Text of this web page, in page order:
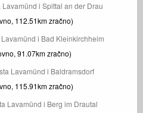
i Spittal an der Drau
112.51km zračno)
i Bad Kleinkirchheim
91.07km zračno)
Lavamünd i Baldramsdorf
115.91km zračno)
Lavamünd i Berg im Drautal